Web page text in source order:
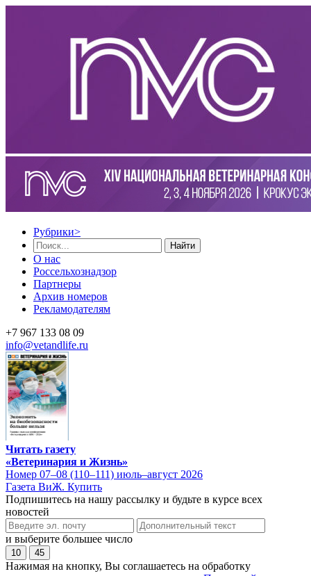
Рубрики>
Найти
О нас
Россельхознадзор
Партнеры
Архив номеров
Рекламодателям
+7 967 133 08 09
info@vetandlife.ru
Читать газету
«Ветеринария и Жизнь»
Номер 07–08 (110–111) июль–август 2026
Газета ВиЖ. Купить
Подпишитесь на нашу рассылку и будьте в курсе всех
новостей
и выберите большее число
10 45
Нажимая на кнопку, Вы соглашаетесь на обработку